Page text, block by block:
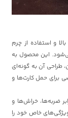
و استفاده از چرم
این محصول به
این، طراحی آن به گونه‌ای
برای حمل کارت‌ها و
ضربه‌ها، خراش‌ها و
خاص خود را